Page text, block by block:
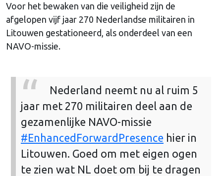
Voor het bewaken van die veiligheid zijn de
afgelopen vijf jaar 270 Nederlandse militairen in
Litouwen gestationeerd, als onderdeel van een
NAVO-missie.
Nederland neemt nu al ruim 5
jaar met 270 militairen deel aan de
gezamenlijke NAVO-missie
#EnhancedForwardPresence hier in
Litouwen. Goed om met eigen ogen
te zien wat NL doet om bij te dragen